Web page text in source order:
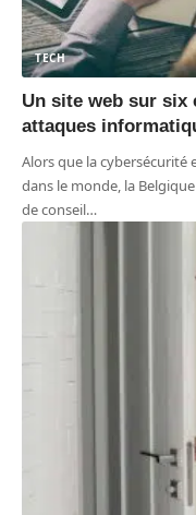
TECH
Un site web sur six
attaques
Alors que la cybersécurité
dans le monde, la
de conseil…